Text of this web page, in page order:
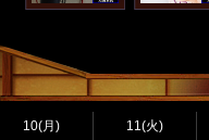
10(月) 11(火)